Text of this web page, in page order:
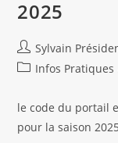
2025
Auteur/autrice
de
Sylvain
PostInfos Pratiques
le code du portail
pour la saison